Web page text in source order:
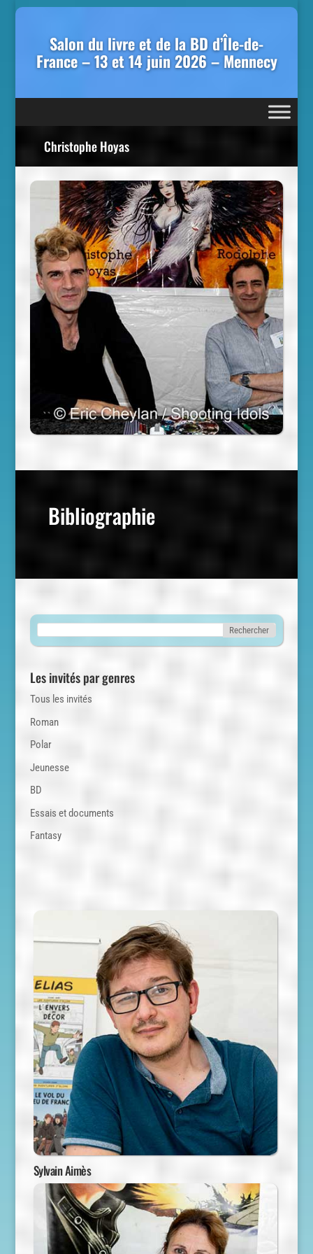
Salon du livre et de la BD d’Île-de-
France – 13 et 14 juin 2026 – Mennecy
Christophe Hoyas
Bibliographie
Les invités par genres
Tous les invités
Roman
Polar
Jeunesse
BD
Essais et documents
Fantasy
Sylvain Aimès